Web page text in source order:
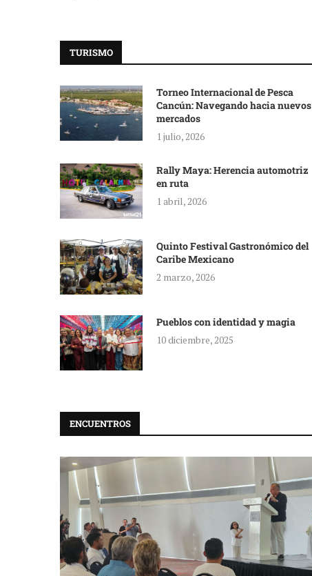
TURISMO
Torneo Internacional de Pesca
Cancún: Navegando hacia nuevos
mercados
1 julio, 2026
Rally Maya: Herencia automotriz
en ruta
1 abril, 2026
Quinto Festival Gastronómico del
Caribe Mexicano
2 marzo, 2026
Pueblos con identidad y magia
10 diciembre, 2025
ENCUENTROS